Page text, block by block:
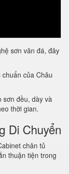
sơn vân đá, đây
của Châu
sơn đều, dày và
thời gian.
Di Chuyển
chân tủ
thuận tiện trong